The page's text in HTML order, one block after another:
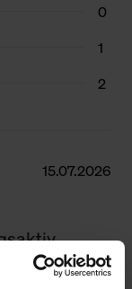
0
1
2
15.07.2026